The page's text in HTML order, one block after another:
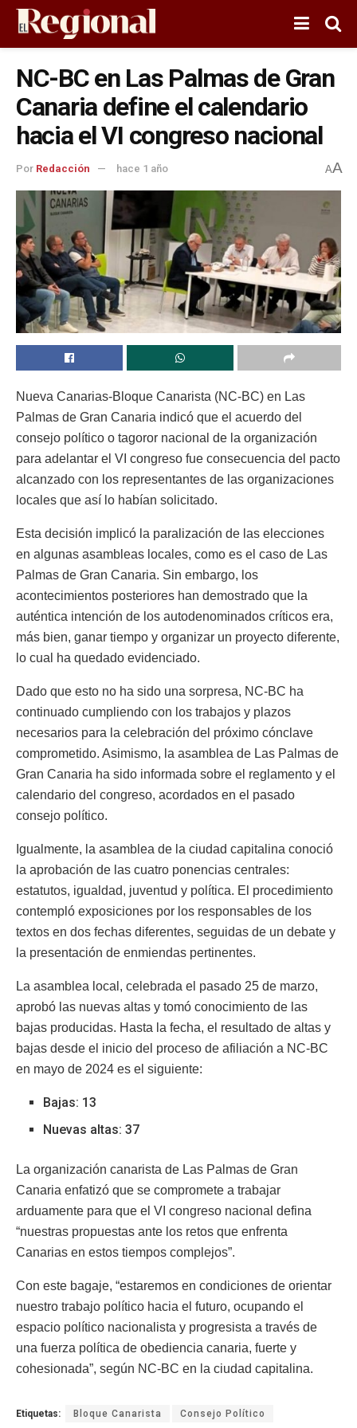
NC-BC en Las Palmas de Gran
Canaria define el calendario
hacia el VI congreso nacional
Por Redacción hace 1 año AA
Nueva Canarias-Bloque Canarista (NC-BC) en Las
Palmas de Gran Canaria indicó que el acuerdo del
consejo político o tagoror nacional de la organización
para adelantar el VI congreso fue consecuencia del pacto
alcanzado con los representantes de las organizaciones
locales que así lo habían solicitado.
Esta decisión implicó la paralización de las elecciones
en algunas asambleas locales, como es el caso de Las
Palmas de Gran Canaria. Sin embargo, los
acontecimientos posteriores han demostrado que la
auténtica intención de los autodenominados críticos era,
más bien, ganar tiempo y organizar un proyecto diferente,
lo cual ha quedado evidenciado.
Dado que esto no ha sido una sorpresa, NC-BC ha
continuado cumpliendo con los trabajos y plazos
necesarios para la celebración del próximo cónclave
comprometido. Asimismo, la asamblea de Las Palmas de
Gran Canaria ha sido informada sobre el reglamento y el
calendario del congreso, acordados en el pasado
consejo político.
Igualmente, la asamblea de la ciudad capitalina conoció
la aprobación de las cuatro ponencias centrales:
estatutos, igualdad, juventud y política. El procedimiento
contempló exposiciones por los responsables de los
textos en dos fechas diferentes, seguidas de un debate y
la presentación de enmiendas pertinentes.
La asamblea local, celebrada el pasado 25 de marzo,
aprobó las nuevas altas y tomó conocimiento de las
bajas producidas. Hasta la fecha, el resultado de altas y
bajas desde el inicio del proceso de afiliación a NC-BC
en mayo de 2024 es el siguiente:
Bajas: 13
Nuevas altas: 37
La organización canarista de Las Palmas de Gran
Canaria enfatizó que se compromete a trabajar
arduamente para que el VI congreso nacional defina
“nuestras propuestas ante los retos que enfrenta
Canarias en estos tiempos complejos”.
Con este bagaje, “estaremos en condiciones de orientar
nuestro trabajo político hacia el futuro, ocupando el
espacio político nacionalista y progresista a través de
una fuerza política de obediencia canaria, fuerte y
cohesionada”, según NC-BC en la ciudad capitalina.
Etiquetas: Bloque Canarista Consejo Político